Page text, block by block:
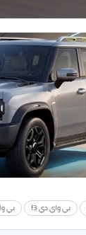
بي واي دي f3 بي